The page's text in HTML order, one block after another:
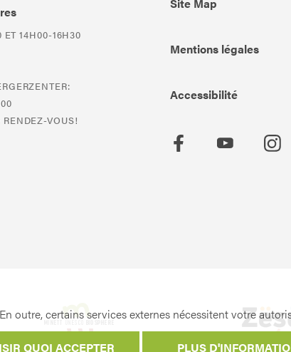
ET 14H00-16H30
VOUS!
Mentions légales
Accessibilité
outre, certains services externes nécessitent votre
QUOI ACCEPTER PLUS